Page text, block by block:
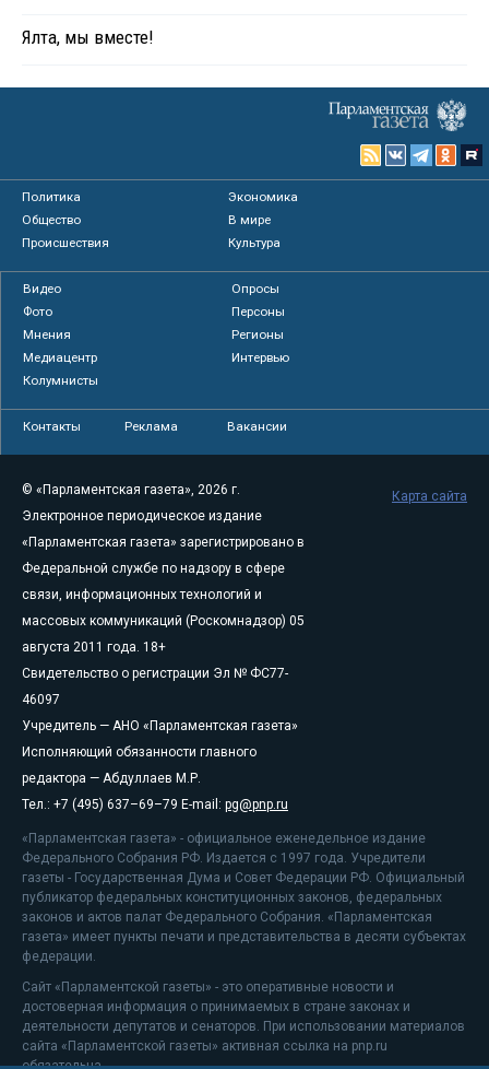
Ялта, мы вместе!
Политика
Экономика
Общество
В мире
Происшествия
Культура
Видео
Опросы
Фото
Персоны
Мнения
Регионы
Медиацентр
Интервью
Колумнисты
Контакты Реклама Вакансии
© «Парламентская газета», 2026 г.
Электронное периодическое издание
«Парламентская газета» зарегистрировано в
Федеральной службе по надзору в сфере
связи, информационных технологий и
массовых коммуникаций (Роскомнадзор) 05
августа 2011 года. 18+
Свидетельство о регистрации Эл № ФС77-
46097
Учредитель — АНО «Парламентская газета»
Исполняющий обязанности главного
редактора — Абдуллаев М.Р.
Тел.: +7 (495) 637–69–79 E-mail: pg@pnp.ru
«Парламентская газета» - официальное еженедельное издание
Федерального Собрания РФ. Издается с 1997 года. Учредители
газеты - Государственная Дума и Совет Федерации РФ. Официальный
публикатор федеральных конституционных законов, федеральных
законов и актов палат Федерального Собрания. «Парламентская
газета» имеет пункты печати и представительства в десяти субъектах
федерации.
Сайт «Парламентской газеты» - это оперативные новости и
достоверная информация о принимаемых в стране законах и
деятельности депутатов и сенаторов. При использовании материалов
сайта «Парламентской газеты» активная ссылка на pnp.ru
обязательна.
Карта сайта